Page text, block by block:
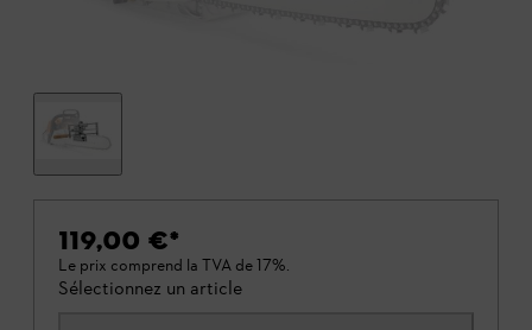
119,00 €*
Le prix comprend la TVA de 17%.
Sélectionnez un article